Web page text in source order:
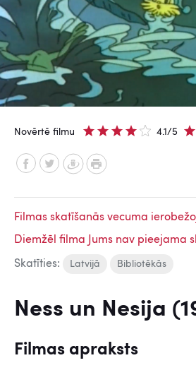
Novērtē filmu 4.1/5
Filmas skatīšanās vecuma
Diemžēl filma Jums nav pieejama
Skatīties: Latvijā Bibliotēkās
Ness un Nesija
Filmas apraksts